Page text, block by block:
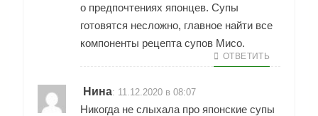
о предпочтениях японцев. Супы
готовятся несложно, главное найти все
компоненты рецепта супов Мисо.
ОТВЕТИТЬ
Нина: 11.12.2020 в 08:07
Никогда не слыхала про японские супы